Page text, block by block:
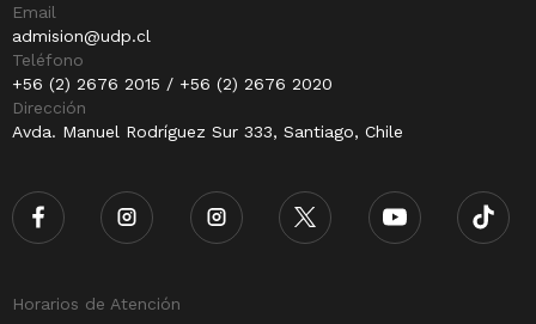
Email
admision@udp.cl
Teléfono
+56 (2) 2676 2015 / +56 (2) 2676 2020
Dirección
Avda. Manuel Rodríguez Sur 333, Santiago, Chile
Horarios de Atención